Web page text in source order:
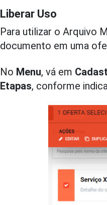
Liberar Uso
Para utilizar o Arquivo
documento em uma
No Menu, vá em
Etapas, conforme